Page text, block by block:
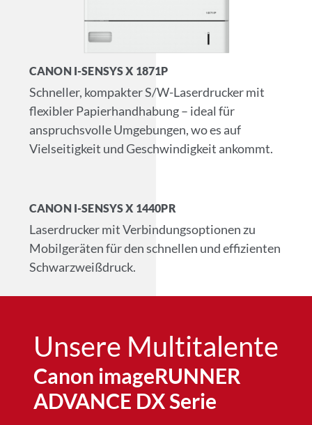
CANON I-SENSYS X 1871P
Schneller, kompakter S/W-Laserdrucker mit
flexibler Papierhandhabung – ideal für
anspruchsvolle Umgebungen, wo es auf
Vielseitigkeit und Geschwindigkeit ankommt.
CANON I-SENSYS X 1440PR
Laserdrucker mit Verbindungsoptionen zu
Mobilgeräten für den schnellen und effizienten
Schwarzweißdruck.
Unsere Multitalente​
Canon imageRUNNER
ADVANCE DX Serie